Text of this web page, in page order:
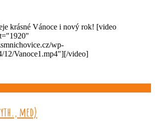
krásné Vánoce i nový rok! [video
wp-
12/Vanoce1.mp4"][/video]
med)